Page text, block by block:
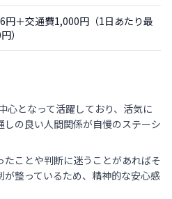
円＋交通費1,000円（1日あたり最
）
心となって活躍しており、活気に
しの良い人間関係が自慢のステーシ
ことや判断に迷うことがあればそ
整っているため、精神的な安心感